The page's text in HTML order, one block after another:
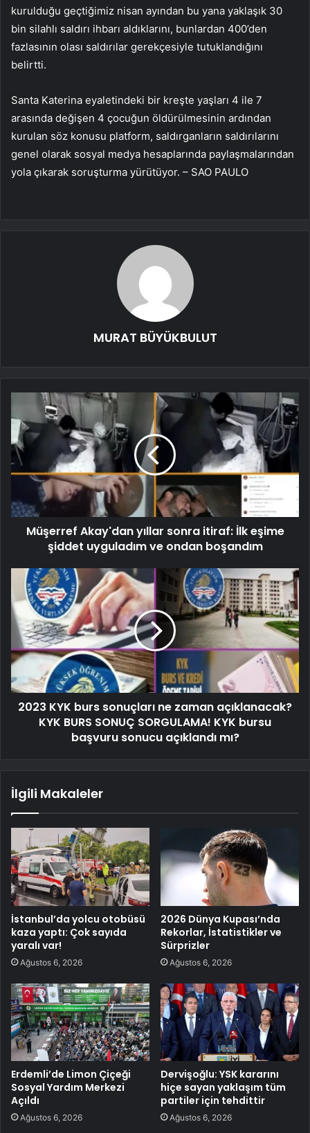
kurulduğu geçtiğimiz nisan ayından bu yana yaklaşık 30
bin silahlı saldırı ihbarı aldıklarını, bunlardan 400’den
fazlasının olası saldırılar gerekçesiyle tutuklandığını
belirtti.
Santa Katerina eyaletindeki bir kreşte yaşları 4 ile 7
arasında değişen 4 çocuğun öldürülmesinin ardından
kurulan söz konusu platform, saldırganların saldırılarını
genel olarak sosyal medya hesaplarında paylaşmalarından
yola çıkarak soruşturma yürütüyor. – SAO PAULO
MURAT BÜYÜKBULUT
Müşerref Akay'dan yıllar sonra itiraf: İlk eşime
şiddet uyguladım ve ondan boşandım
2023 KYK burs sonuçları ne zaman açıklanacak?
KYK BURS SONUÇ SORGULAMA! KYK bursu
başvuru sonucu açıklandı mı?
İlgili Makaleler
İstanbul’da yolcu otobüsü
kaza yaptı: Çok sayıda
yaralı var!
Ağustos 6, 2026
2026 Dünya Kupası’nda
Rekorlar, İstatistikler ve
Sürprizler
Ağustos 6, 2026
Erdemli’de Limon Çiçeği
Sosyal Yardım Merkezi
Açıldı
Ağustos 6, 2026
Dervişoğlu: YSK kararını
hiçe sayan yaklaşım tüm
partiler için tehdittir
Ağustos 6, 2026